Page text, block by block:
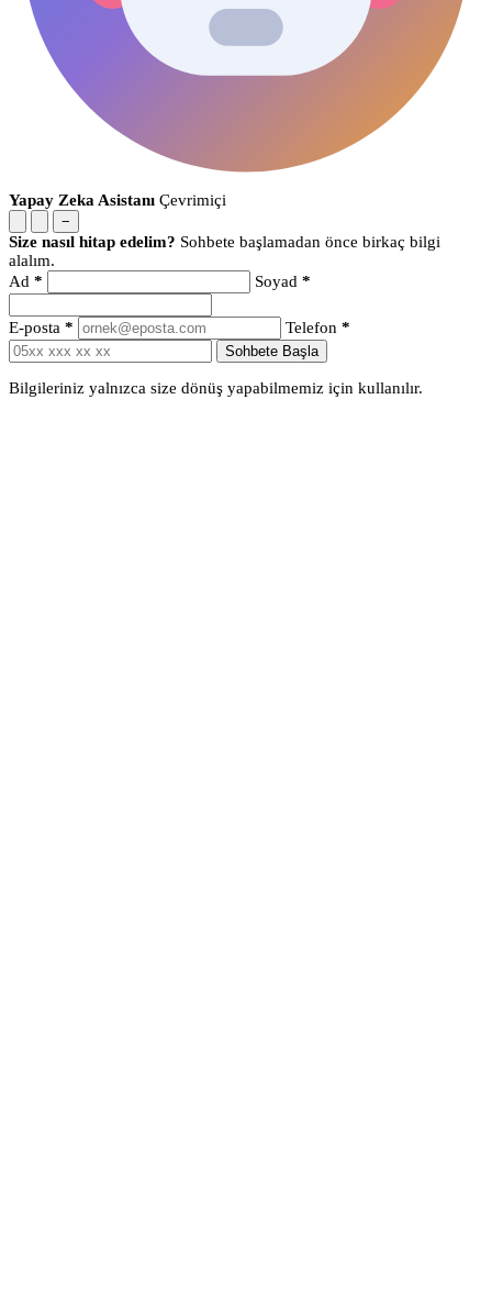
Yapay Zeka Asistanı Çevrimiçi
−
Size nasıl hitap edelim? Sohbete başlamadan önce birkaç bilgi
alalım.
Ad * Soyad *
E-posta * Telefon *
Sohbete Başla
Bilgileriniz yalnızca size dönüş yapabilmemiz için kullanılır.